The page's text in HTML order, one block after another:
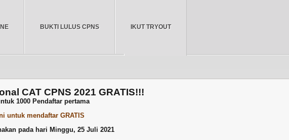
IKUT TRYOUT
BUKTI LULUS CPNS
BERANDA
CAT CPNS 2021 GRATIS!!!
1000 Pendaftar pertama
untuk mendaftar GRATIS
pada hari Minggu, 25 Juli 2021